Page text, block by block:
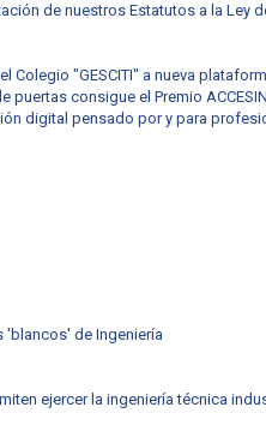
de nuestros Estatutos a la Ley
"GESCITI" a nueva
consigue el Premio
digital pensado por y para
'blancos' de Ingeniería
ejercer la ingeniería técnica